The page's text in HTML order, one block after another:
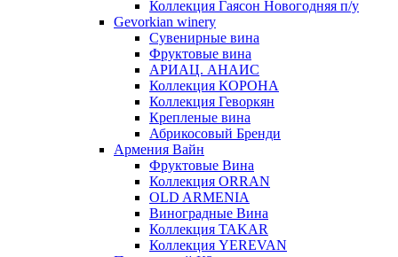
Коллекция Гаясон Новогодняя п/у
Gevorkian winery
Сувенирные вина
Фруктовые вина
АРИАЦ. АНАИС
Коллекция КОРОНА
Коллекция Геворкян
Крепленые вина
Абрикосовый Бренди
Армения Вайн
Фруктовые Вина
Коллекция ORRAN
OLD ARMENIA
Виноградные Вина
Коллекция TAKAR
Коллекция YEREVAN